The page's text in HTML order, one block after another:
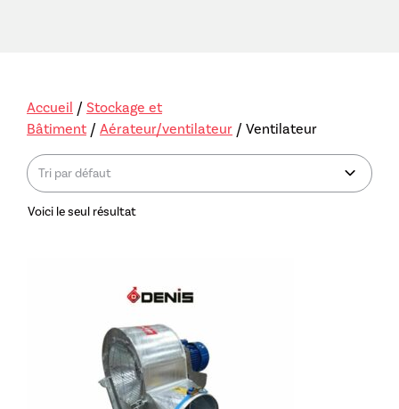
Accueil / Stockage et
Bâtiment / Aérateur/ventilateur / Ventilateur
Voici le seul résultat